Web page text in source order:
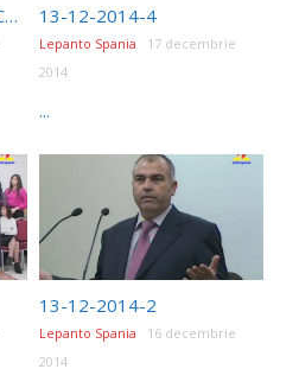
20-12-2014-2 Ciceroni Comanescu 13-12-2014-4
Lepanto Spania
17 decembrie
2014
...
13-12-2014-2
Lepanto Spania
16 decembrie
2014